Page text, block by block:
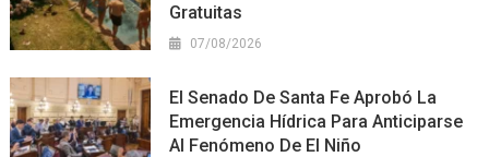
Gratuitas
07/08/2026
El Senado De Santa Fe Aprobó La
Emergencia Hídrica Para Anticiparse
Al Fenómeno De El Niño